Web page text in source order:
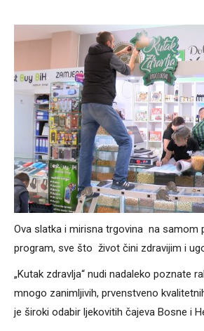
Ova slatka i mirisna trgovina na samom
program, sve što život čini zdravijim i
„Kutak zdravlja“ nudi nadaleko poznate
mnogo zanimljivih, prvenstveno
je široki odabir ljekovitih čajeva Bosne i